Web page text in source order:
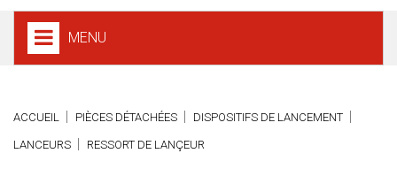
MENU
ACCUEIL PIÈCES DÉTACHÉES DISPOSITIFS DE LANCEMENT
LANCEURS RESSORT DE LANÇEUR